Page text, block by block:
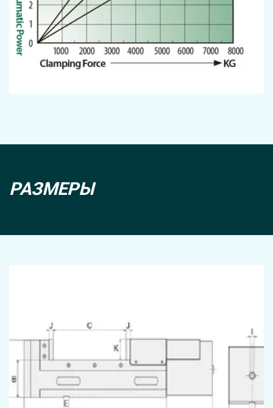
РАЗМЕРЫ